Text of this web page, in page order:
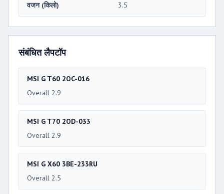
वजन (किलो) 3.5
संबंधित लैपटॉप
MSI G T60 2OC-016
Overall 2.9
MSI G T70 2OD-033
Overall 2.9
MSI G X60 3BE-233RU
Overall 2.5